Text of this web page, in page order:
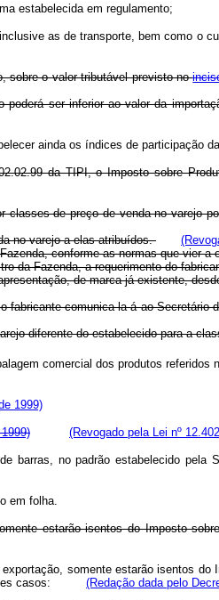
estabelecida em regulamento;
as de transporte, bem como o
sobre o valor tributável previsto no
ser inferior ao valor da
ainda os índices de participação
da TIPI, o Imposto sobre
de preço de venda no varejo
no varejo a elas atribuídos.
conforme as normas que vier a
da Fazenda, a requerimento do
de marca já existente,
comunica-la-á ao
diferente do estabelecido para a
comercial dos produtos referidos
1999)
(Revogado pela Lei nº
barras, no padrão estabelecido
em folha.
estarão isentos do Imposto
somente estarão isentos
casos: (Redação dada pelo